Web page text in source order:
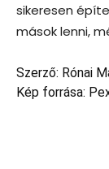
sikeresen
mások lenni,
Szerző: Rónai
Kép forrása: